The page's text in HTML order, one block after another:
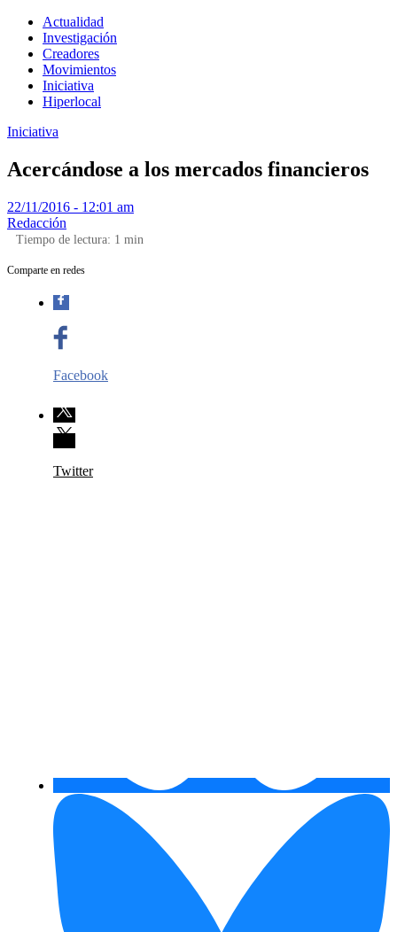
Actualidad
Investigación
Creadores
Movimientos
Iniciativa
Hiperlocal
Iniciativa
Acercándose a los mercados financieros
22/11/2016 - 12:01 am
Redacción
Tiempo de lectura: 1 min
Comparte en redes
Facebook
Twitter